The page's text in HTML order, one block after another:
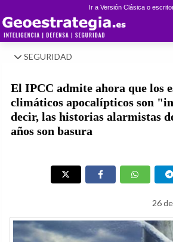
Ir a Versión Clásica o
SEGURIDAD
El IPCC admite ahora que los
climáticos apocalípticos son
decir, las historias alarmistas
años son basura
26